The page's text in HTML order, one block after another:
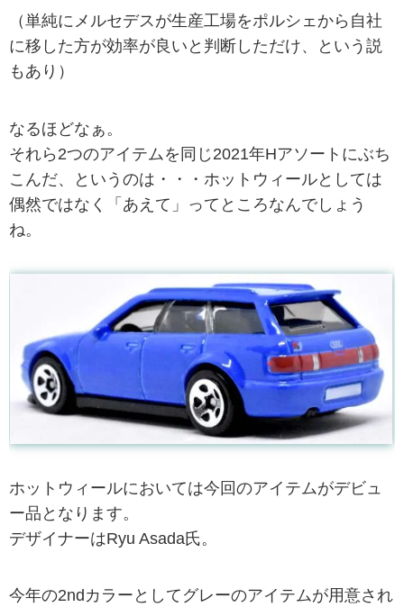
（単純にメルセデスが生産工場をポルシェから自社
に移した方が効率が良いと判断しただけ、という説
もあり）
なるほどなぁ。
それら2つのアイテムを同じ2021年Hアソートにぶち
こんだ、というのは・・・ホットウィールとしては
偶然ではなく「あえて」ってところなんでしょう
ね。
ホットウィールにおいては今回のアイテムがデビュ
ー品となります。
デザイナーはRyu Asada氏。
今年の2ndカラーとしてグレーのアイテムが用意され